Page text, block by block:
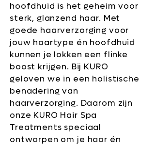
hoofdhuid is het geheim voor
sterk, glanzend haar. Met
goede haarverzorging voor
jouw haartype én hoofdhuid
kunnen je lokken een flinke
boost krijgen. Bij KURO
geloven we in een holistische
benadering van
haarverzorging. Daarom zijn
onze KURO Hair Spa
Treatments speciaal
ontworpen om je haar én